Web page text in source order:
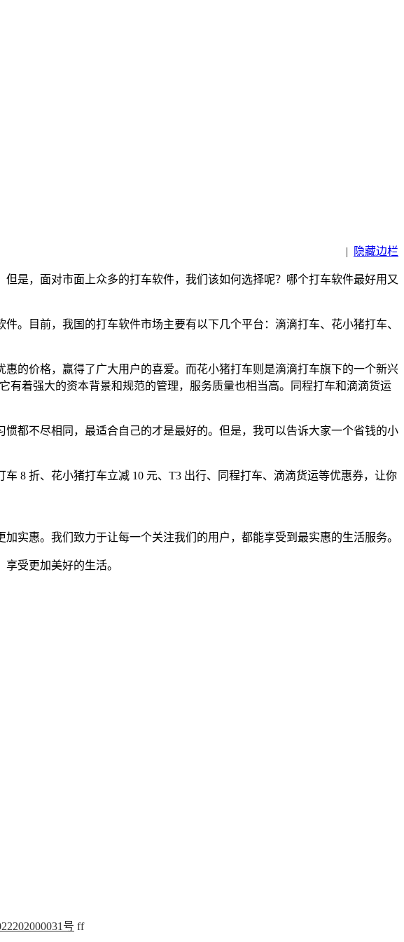
| 隐藏边栏
是，面对市面上众多的打车软件，我们该如何选择呢？哪个打车软件最好用又
。目前，我国的打车软件市场主要有以下几个平台：滴滴打车、花小猪打车、
的价格，赢得了广大用户的喜爱。而花小猪打车则是滴滴打车旗下的一个新兴
着强大的资本背景和规范的管理，服务质量也相当高。同程打车和滴滴货运
都不尽相同，最适合自己的才是最好的。但是，我可以告诉大家一个省钱的小
8 折、花小猪打车立减 10 元、T3 出行、同程打车、滴滴货运等优惠券，让你
实惠。我们致力于让每一个关注我们的用户，都能享受到最实惠的生活服务。
受更加美好的生活。
号 ff